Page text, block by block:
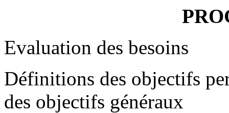
Evaluation des besoins
Définitions des objectifs
des objectifs généraux